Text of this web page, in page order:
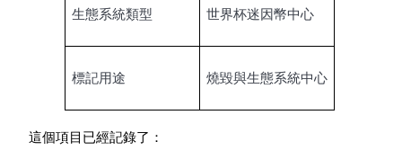
生態系統類型 世界杯迷因幣中心
標記用途 燒毀與生態系統中心
這個項目已經記錄了：